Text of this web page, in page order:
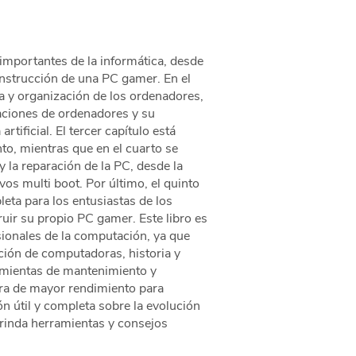
de la informática, desde
de una PC gamer. En el
y organización de los ordenadores,
de ordenadores y su
El tercer capítulo está
mientras que en el cuarto se
reparación de la PC, desde la
multi boot. Por último, el quinto
para los entusiastas de los
su propio PC gamer. Este libro es
de la computación, ya que
de computadoras, historia y
de mantenimiento y
de mayor rendimiento para
útil y completa sobre la evolución
herramientas y consejos